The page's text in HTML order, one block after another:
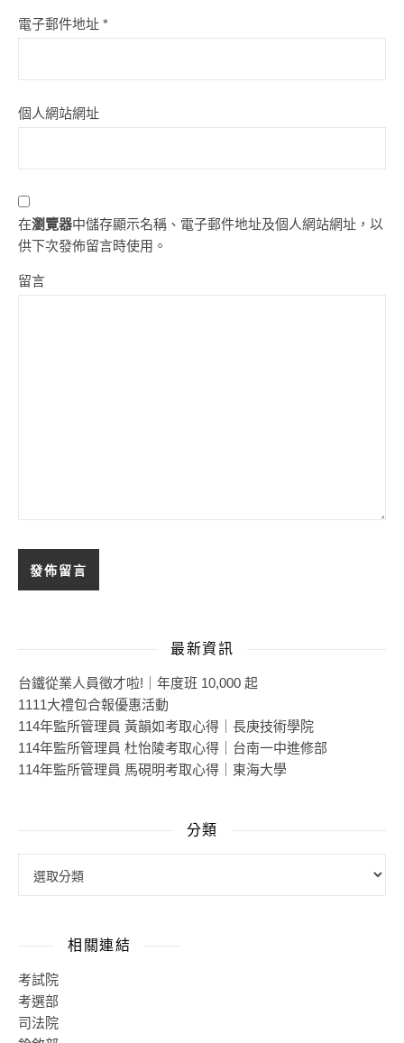
電子郵件地址 *
個人網站網址
在瀏覽器中儲存顯示名稱、電子郵件地址及個人網站網址，以
供下次發佈留言時使用。
留言
最新資訊
台鐵從業人員徵才啦!｜年度班 10,000 起
1111大禮包合報優惠活動
114年監所管理員 黃韻如考取心得｜長庚技術學院
114年監所管理員 杜怡陵考取心得｜台南一中進修部
114年監所管理員 馬硯明考取心得｜東海大學
分類
相關連結
考試院
考選部
司法院